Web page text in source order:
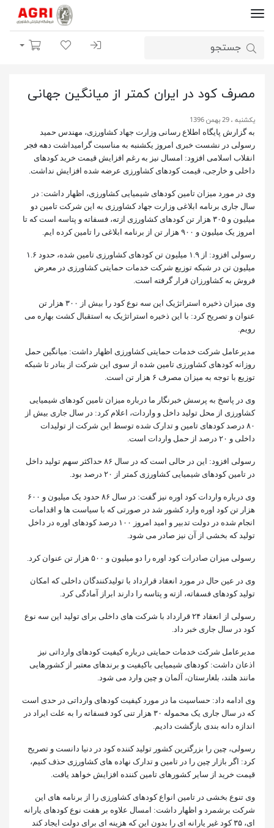
ورود | ثبت نام
لیست مورد علاقه
سبد خرید
مصرف کود در ایران کمتر از میانگین جهانی
یکشنبه ، 29 بهمن 1396
به گزارش پایگاه اطلاع رسانی وزارت جهاد کشاورزی، مهندس حمید
رسولی در نشست خبری امروز یکشنبه به مناسبت گرامیداشت دهه فجر
انقلاب اسلامی افزود: امسال نیز به رغم افزایش قیمت خرید کودهای
داخلی و خارجی، قیمت کودهای کشاورزی عرضه شده افزایش نداشت.
وی در مورد میزان تامین کودهای شیمیایی کشاورزی، اظهار داشت: در
سال جاری برنامه ابلاغی وزارت جهاد کشاورزی به این شرکت تامین دو
میلیون و ۳۰۵ هزار تن کودهای کشاورزی ازته، فسفاته و پتاسه است که تا
امروز یک میلیون و ۹۰۰ هزار تن از برنامه ابلاغی را تامین کرده ایم.
رسولی افزود: از ۱.۹ میلیون تن کودهای کشاورزی تامین شده، حدود ۱.۶
میلیون تن در شبکه توزیع شرکت خدمات حمایتی کشاورزی در معرض
فروش به کشاورزان قرار گرفته است.
وی میزان ذخیره استراتژیک این سه نوع کود را بیش از ۳۰۰ هزار تن
عنوان و تصریح کرد: با این ذخیره استراتژیک به استقبال کشت بهاره می
رویم.
مدیرعامل شرکت خدمات حمایتی کشاورزی اظهار داشت: میانگین حمل
روزانه کودهای کشاورزی تامین شده از سوی این شرکت از بنادر تا شبکه
توزیع با توجه به میزان مصرف ۶ هزار تن است.
وی در پاسخ به پرسش خبرنگار ما درباره میزان تامین کودهای شیمیایی
کشاورزی از محل تولید داخل و واردات، اعلام کرد: در سال جاری بیش از
۸۰ درصد کودهای تامین و تدارک شده توسط این شرکت از تولیدات
داخلی و ۲۰ درصد از حمل واردات است.
رسولی افزود: این در حالی است که در سال ۸۶ حداکثر سهم تولید داخل
در تامین کودهای شیمیایی کشاورزی کمتر از ۲۰ درصد بود.
وی درباره واردات کود اوره نیز گفت: در سال ۸۶ حدود یک میلیون و ۶۰۰
هزار تن کود اوره وارد کشور شد در صورتی که با سیاست ها و اقدامات
انجام شده در دولت تدبیر و امید امروز ۱۰۰ درصد کودهای اوره در داخل
تولید که بخشی از آن نیز صادر می شود.
رسولی میزان صادرات کود اوره را دو میلیون و ۵۰۰ هزار تن عنوان کرد.
وی در عین حال در مورد انعقاد قرارداد با تولیدکنندگان داخلی که امکان
تولید کودهای فسفاته، ازته و پتاسه را دارند ابراز آمادگی کرد.
رسولی از انعقاد ۲۴ قرارداد با شرکت های داخلی برای تولید این سه نوع
کود در سال جاری خبر داد.
مدیرعامل شرکت خدمات حمایتی درباره کیفیت کودهای وارداتی نیز
اذعان داشت: کودهای شیمیایی باکیفیت و برندهای معتبر از کشورهایی
مانند هلند، بلغارستان، آلمان و چین وارد می شود.
وی ادامه داد: حساسیت ما در مورد کیفیت کودهای وارداتی در حدی است
که در سال جاری یک محموله ۳۰ هزار تنی کود فسفاته را به علت ایراد در
اندازه دانه بندی بازگشت دادیم.
رسولی، چین را بزرگترین کشور تولید کننده کود در دنیا دانست و تصریح
کرد: اگر بازار چین را در تامین و تدارک نهاده های کشاورزی حذف کنیم،
قیمت خرید از سایر کشورهای تامین کننده افزایش خواهد یافت.
وی تنوع بخشی در تامین انواع کودهای کشاورزی را از برنامه های این
شرکت برشمرد و اظهار داشت: امسال علاوه بر هفت نوع کودهای یارانه
ای، ۳۵ کود غیر یارانه ای را بدون این که هزینه ای برای دولت ایجاد کند